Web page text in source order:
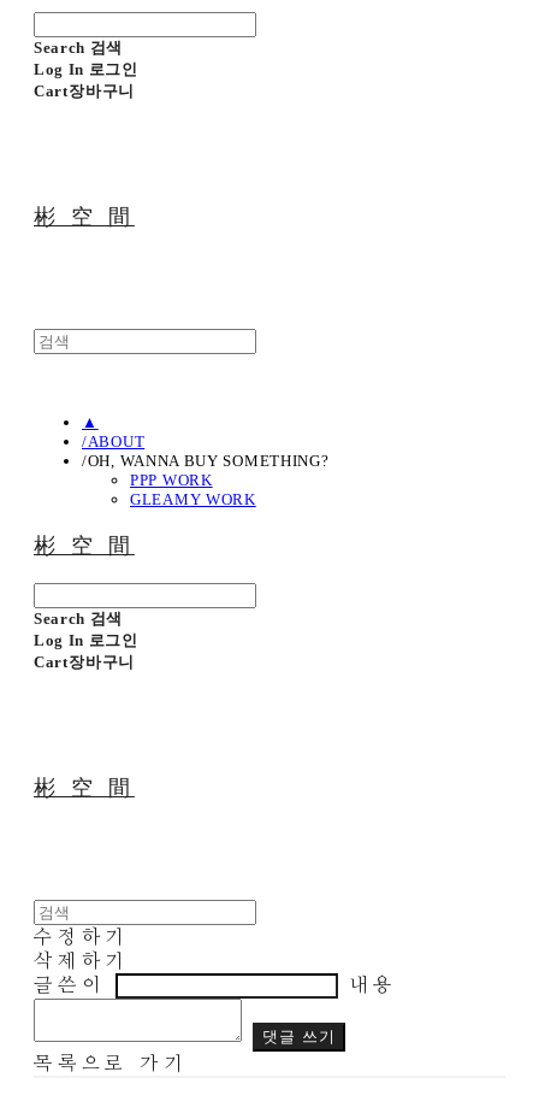
Search 검색
Log In 로그인
Cart장바구니
彬 空 間
▲
/ABOUT
/OH, WANNA BUY SOMETHING?
PPP WORK
GLEAMY WORK
彬 空 間
Search 검색
Log In 로그인
Cart장바구니
彬 空 間
수정하기
삭제하기
글쓴이
내용
댓글 쓰기
목록으로 가기